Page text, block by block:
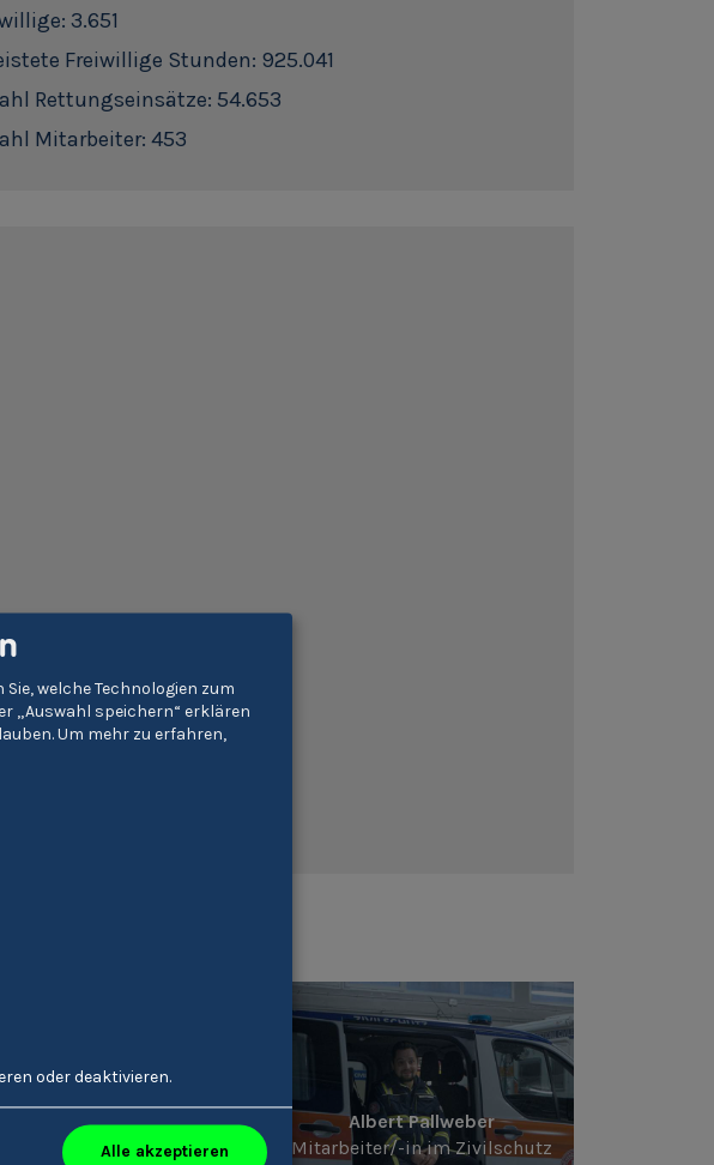
3.651
Freiwillige Stunden: 925.041
Rettungseinsätze: 54.653
Mitarbeiter: 453
Martin Ragginer
in
Albert Pallweber
Mitarbeiter/-in im Zivilschutz
welche Technologien zum
„Auswahl speichern“ erklären
Um mehr zu erfahren,
oder deaktivieren.
Alle akzeptieren